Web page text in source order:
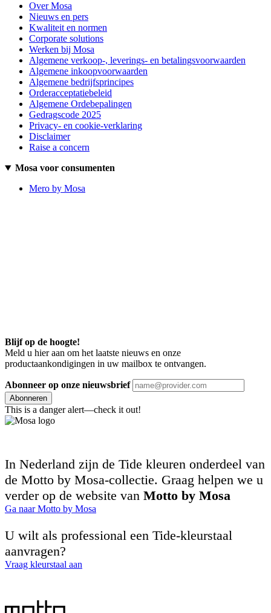
Over Mosa
Nieuws en pers
Kwaliteit en normen
Corporate solutions
Werken bij Mosa
Algemene verkoop-, leverings- en betalingsvoorwaarden
Algemene inkoopvoorwaarden
Algemene bedrijfsprincipes
Orderacceptatiebeleid
Algemene Ordebepalingen
Gedragscode 2025
Privacy- en cookie-verklaring
Disclaimer
Raise a concern
Mosa voor consumenten
Mero by Mosa
Blijf op de hoogte!
Meld u hier aan om het laatste nieuws en onze
productaankondigingen in uw mailbox te ontvangen.
Abonneer op onze nieuwsbrief
Abonneren
This is a danger alert—check it out!
In Nederland zijn de Tide kleuren onderdeel van
de Motto by Mosa-collectie. Graag helpen we u
verder op de website van Motto by Mosa
Ga naar Motto by Mosa
U wilt als professional een Tide-kleurstaal
aanvragen?
Vraag kleurstaal aan